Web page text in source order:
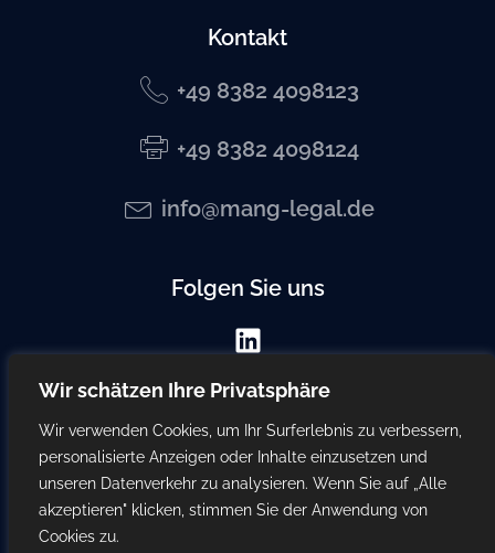
Wir schätzen Ihre Privatsphäre
Wir verwenden Cookies, um Ihr Surferlebnis zu verbessern,
personalisierte Anzeigen oder Inhalte einzusetzen und
unseren Datenverkehr zu analysieren. Wenn Sie auf „Alle
akzeptieren" klicken, stimmen Sie der Anwendung von
Cookies zu.
Kontakt
+49 8382 4098123
+49 8382 4098124
info@mang-legal.de
Folgen Sie uns
© 2023 Mang Legal